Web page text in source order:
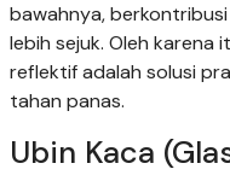
bawahnya,
lebih sejuk. Oleh karena
reflektif adalah solusi
tahan panas.
Ubin Kaca